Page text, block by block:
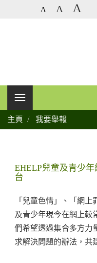
A A A
主頁 我要舉報
EHELP兒童及青少
台
「兒童色情」、「網
及青少年現今在網上較
們希望透過集合多方力
求解決問題的辦法，共